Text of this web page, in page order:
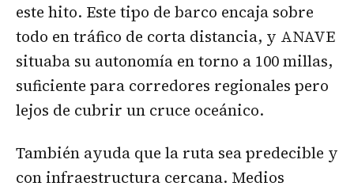
este hito. Este tipo de barco encaja sobre
todo en tráfico de corta distancia, y ANAVE
situaba su autonomía en torno a 100 millas,
suficiente para corredores regionales pero
lejos de cubrir un cruce oceánico.
También ayuda que la ruta sea predecible y
con infraestructura cercana. Medios